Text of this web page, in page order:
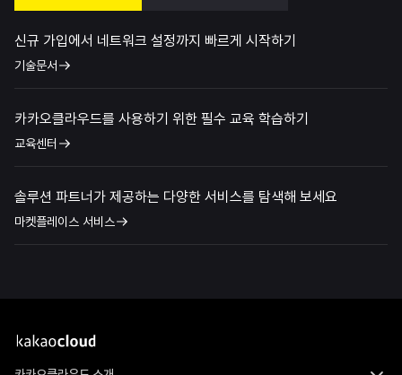
신규 가입에서 네트워크 설정까지 빠르게 시작하기
기술문서
카카오클라우드를 사용하기 위한 필수 교육 학습하기
교육센터
솔루션 파트너가 제공하는 다양한 서비스를 탐색해 보세요
마켓플레이스 서비스